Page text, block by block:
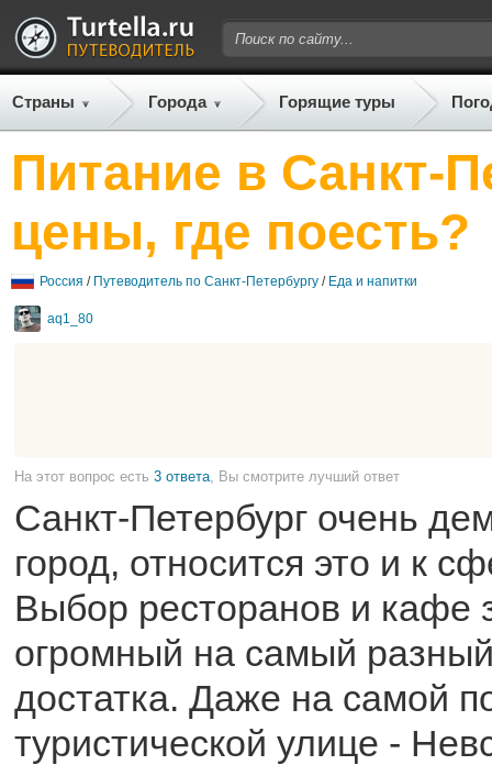
Страны Города Горящие туры
Питание в Санкт-
цены, где поесть?
Россия / Путеводитель по Санкт-Петербургу / Еда и напитки
aq1_80
На этот вопрос есть 3 ответа , Вы смотрите лучший ответ
Санкт-Петербург очень
город, относится это и к
Выбор ресторанов и кафе
огромный на самый
достатка. Даже на самой
туристической улице -